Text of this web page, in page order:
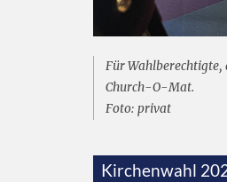
Für Wahlberechtigte,
Church-O-Mat.
Foto: privat
Kirchenwahl